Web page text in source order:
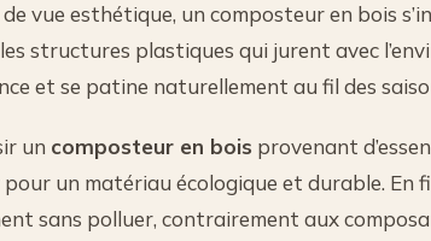
de vue esthétique, un composteur en bois
structures plastiques qui jurent avec
et se patine naturellement au fil des
un composteur en bois provenant
pour un matériau écologique et durable. En
sans polluer, contrairement aux